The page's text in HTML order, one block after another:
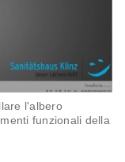
l'albero
funzionali della